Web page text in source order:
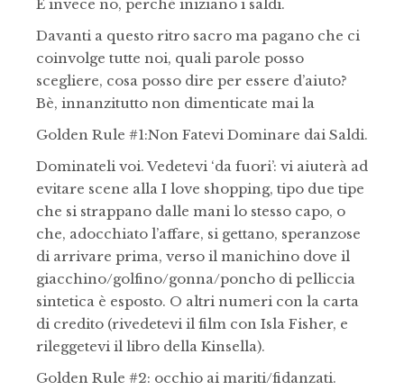
E invece no, perché iniziano i saldi.
Davanti a questo ritro sacro ma pagano che ci
coinvolge tutte noi, quali parole posso
scegliere, cosa posso dire per essere d’aiuto?
Bè, innanzitutto non dimenticate mai la
Golden Rule #1:Non Fatevi Dominare dai Saldi.
Dominateli voi. Vedetevi ‘da fuori’: vi aiuterà ad
evitare scene alla I love shopping, tipo due tipe
che si strappano dalle mani lo stesso capo, o
che, adocchiato l’affare, si gettano, speranzose
di arrivare prima, verso il manichino dove il
giacchino/golfino/gonna/poncho di pelliccia
sintetica è esposto. O altri numeri con la carta
di credito (rivedetevi il film con Isla Fisher, e
rileggetevi il libro della Kinsella).
Golden Rule #2: occhio ai mariti/fidanzati.